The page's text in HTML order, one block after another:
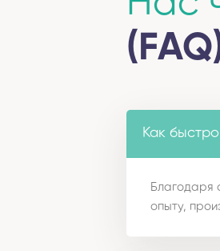
Как
Благодаря
опыту,